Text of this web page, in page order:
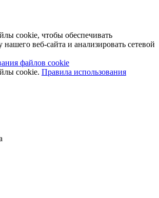
cookie, чтобы обеспечивать
веб-сайта и анализировать сетевой
файлов cookie
cookie. Правила использования